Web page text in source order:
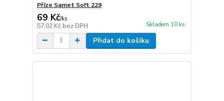
Příze Samet Soft 229
69 Kč/ks
57,02 Kč bez DPH Skladem 10 ks
Přidat do košíku